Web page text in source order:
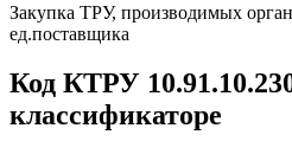
Закупка ТРУ, производимых
ед.поставщика
Код КТРУ
классификаторе